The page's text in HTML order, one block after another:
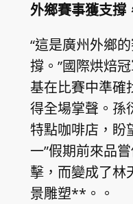
外鄉賽事獲支
“這是廣州外鄉
撐。”國際烘焙
基在比賽中準確
得全場掌聲。孫
特點咖啡店，盼
一”假期前來品
擊，而變成了林
景雕塑**。。